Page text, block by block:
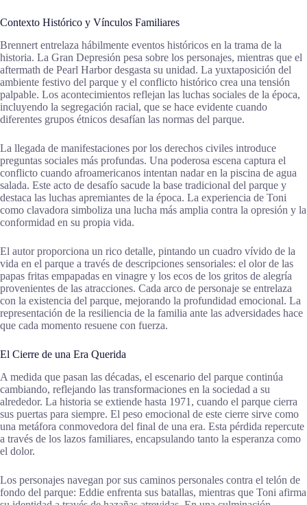
Contexto Histórico y Vínculos Familiares
Brennert entrelaza hábilmente eventos históricos en la trama de la
historia. La Gran Depresión pesa sobre los personajes, mientras que el
aftermath de Pearl Harbor desgasta su unidad. La yuxtaposición del
ambiente festivo del parque y el conflicto histórico crea una tensión
palpable. Los acontecimientos reflejan las luchas sociales de la época,
incluyendo la segregación racial, que se hace evidente cuando
diferentes grupos étnicos desafían las normas del parque.
La llegada de manifestaciones por los derechos civiles introduce
preguntas sociales más profundas. Una poderosa escena captura el
conflicto cuando afroamericanos intentan nadar en la piscina de agua
salada. Este acto de desafío sacude la base tradicional del parque y
destaca las luchas apremiantes de la época. La experiencia de Toni
como clavadora simboliza una lucha más amplia contra la opresión y la
conformidad en su propia vida.
El autor proporciona un rico detalle, pintando un cuadro vívido de la
vida en el parque a través de descripciones sensoriales: el olor de las
papas fritas empapadas en vinagre y los ecos de los gritos de alegría
provenientes de las atracciones. Cada arco de personaje se entrelaza
con la existencia del parque, mejorando la profundidad emocional. La
representación de la resiliencia de la familia ante las adversidades hace
que cada momento resuene con fuerza.
El Cierre de una Era Querida
A medida que pasan las décadas, el escenario del parque continúa
cambiando, reflejando las transformaciones en la sociedad a su
alrededor. La historia se extiende hasta 1971, cuando el parque cierra
sus puertas para siempre. El peso emocional de este cierre sirve como
una metáfora conmovedora del final de una era. Esta pérdida repercute
a través de los lazos familiares, encapsulando tanto la esperanza como
el dolor.
Los personajes navegan por sus caminos personales contra el telón de
fondo del parque: Eddie enfrenta sus batallas, mientras que Toni afirma